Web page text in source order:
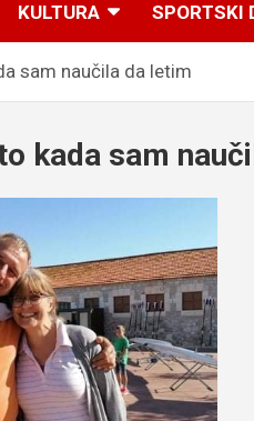
KULTURA SPORTSKI
sam naučila da letim
kada sam